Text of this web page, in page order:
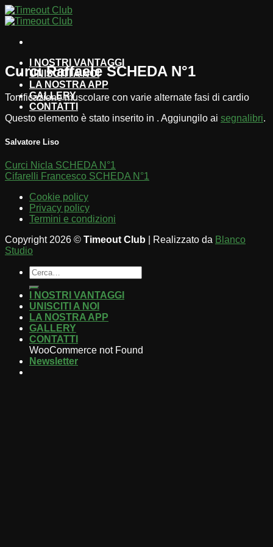
Salta
ai
I NOSTRI VANTAGGI
UNISCITI A NOI
LA NOSTRA APP
GALLERY
CONTATTI
Curci Raffaele SCHEDA N°1
Tonificazione muscolare con varie alternate fasi di cardio
Questo elemento è stato inserito in . Aggiungilo ai segnalibri.
Salvatore Liso
Curci Nicla SCHEDA N°1
Cifarelli Francesco SCHEDA N°1
Cookie policy
Privacy policy
Termini e condizioni
Copyright 2026 © Timeout Club | Realizzato da Blanco
Studio
I NOSTRI VANTAGGI
UNISCITI A NOI
LA NOSTRA APP
GALLERY
CONTATTI
WooCommerce not Found
Newsletter